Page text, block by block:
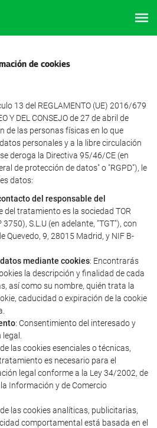
de cookies
13 del REGLAMENTO (UE) 2016/679
Y DEL CONSEJO de 27 de abril de
de las personas físicas en lo que
personales y a la libre circulación
deroga la Directiva 95/46/CE (en
de protección de datos" o "RGPD"), le
datos:
del responsable del
del tratamiento es la sociedad TOR
3750), S.L.U (en adelante, "TGT"), con
Quevedo, 9, 28015 Madrid, y NIF B-
mediante cookies: Encontrarás
la descripción y finalidad de cada
así como su nombre, quién trata la
caducidad o expiración de la cookie
: Consentimiento del interesado y
las cookies esenciales o técnicas,
es necesario para el
legal conforme a la Ley 34/2002, de
Información y de Comercio
las cookies analíticas, publicitarias,
comportamental está basada en el